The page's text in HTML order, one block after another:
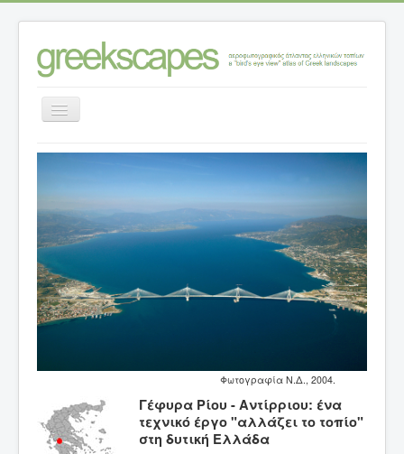
Εναλλαγή
πλοήγησης
Αρχική σελίδα
>
Κατηγορίες ανάλυσης τοπίων >
Τοπία – θέσεις
Ν. ΑΧΑΪΑΣ
Γέφυρα Ρίου - Αντίρριου: ένα τεχνικό έργο
“αλλάζει το τοπίο” στη δυτική Ελλάδα
Φωτογραφία Ν.Δ., 2004.
Γέφυρα Ρίου - Αντίρριου: ένα
τεχνικό έργο "αλλάζει το τοπίο"
στη δυτική Ελλάδα